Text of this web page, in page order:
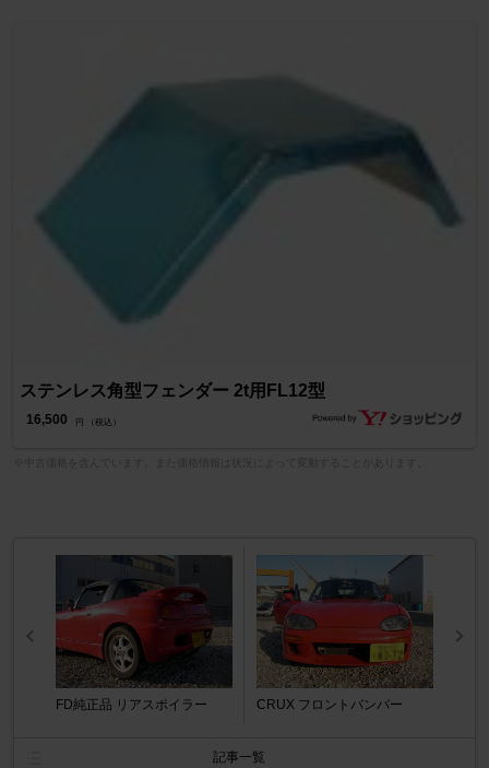
ステンレス角型フェンダー 2t用FL12型
16,500 円 （税込）
FD純正品 リアスポイラー CRUX フロントバンパー
記事一覧